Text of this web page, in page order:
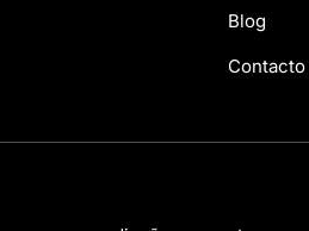
Blog
Contacto